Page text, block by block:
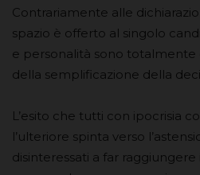
Contrariamente alle
spazio è offerto al singolo
e personalità sono
della semplificazione della
L’esito che tutti con ipocrisia
l’ulteriore spinta verso
disinteressati a far